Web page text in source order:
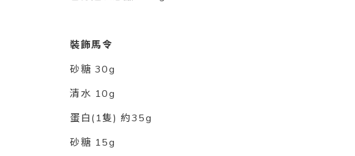
裝飾馬令
砂糖 30g
清水 10g
蛋白(1隻) 約35g
砂糖 15g